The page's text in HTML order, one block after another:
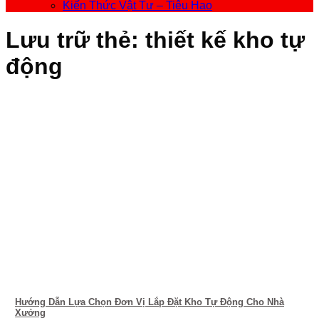
Kiến Thức Vật Tư – Tiêu Hao
Lưu trữ thẻ: thiết kế kho tự
động
Hướng Dẫn Lựa Chọn Đơn Vị Lắp Đặt Kho Tự Động Cho Nhà
Xưởng